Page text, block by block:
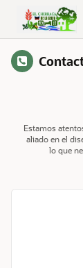
Skip to Main
Estamos
aliado en el
lo que